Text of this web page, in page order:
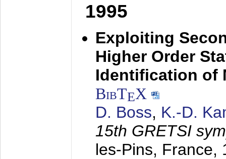
1995
Exploiting
Higher Order
Identification of
BibTEX
D. Boss, K.-D.
15th GRETSI
les-Pins, France,